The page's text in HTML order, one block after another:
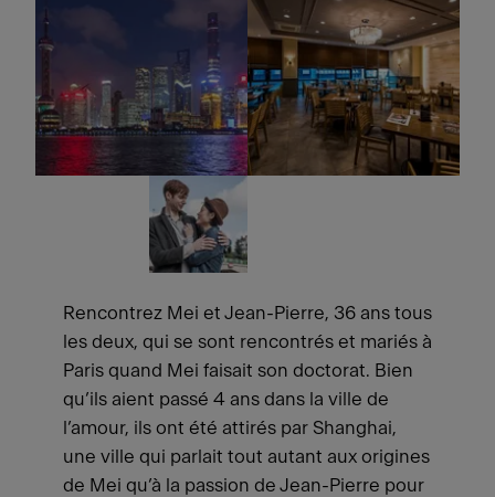
Rencontrez Mei et Jean-Pierre, 36 ans tous
les deux, qui se sont rencontrés et mariés à
Paris quand Mei faisait son doctorat. Bien
qu’ils aient passé 4 ans dans la ville de
l’amour, ils ont été attirés par Shanghai,
une ville qui parlait tout autant aux origines
de Mei qu’à la passion de Jean-Pierre pour